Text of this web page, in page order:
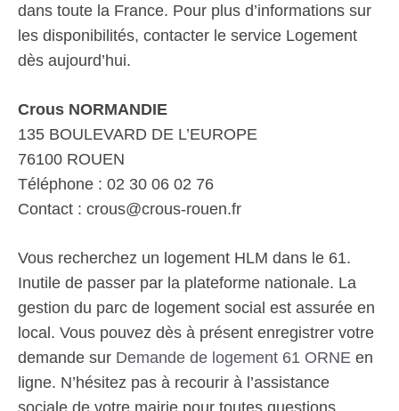
dans toute la France. Pour plus d’informations sur
les disponibilités, contacter le service Logement
dès aujourd’hui.
Crous NORMANDIE
135 BOULEVARD DE L’EUROPE
76100 ROUEN
Téléphone : 02 30 06 02 76
Contact : crous@crous-rouen.fr
Vous recherchez un logement HLM dans le 61.
Inutile de passer par la plateforme nationale. La
gestion du parc de logement social est assurée en
local. Vous pouvez dès à présent enregistrer votre
demande sur Demande de logement 61 ORNE en
ligne. N’hésitez pas à recourir à l’assistance
sociale de votre mairie pour toutes questions.